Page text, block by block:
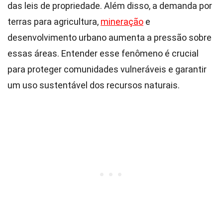
das leis de propriedade. Além disso, a demanda por
terras para agricultura, mineração e
desenvolvimento urbano aumenta a pressão sobre
essas áreas. Entender esse fenômeno é crucial
para proteger comunidades vulneráveis e garantir
um uso sustentável dos recursos naturais.